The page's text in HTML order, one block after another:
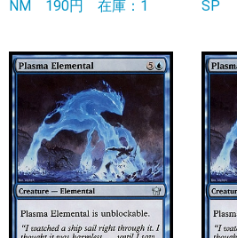
NM 190円 在庫：1
SP